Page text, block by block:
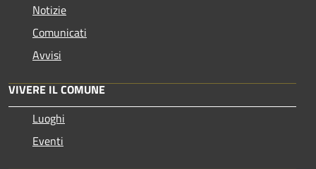
Notizie
Comunicati
Avvisi
VIVERE IL COMUNE
Luoghi
Eventi